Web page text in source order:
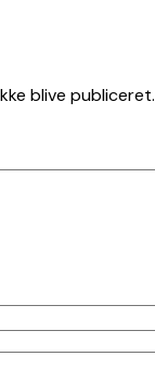
blive publiceret.